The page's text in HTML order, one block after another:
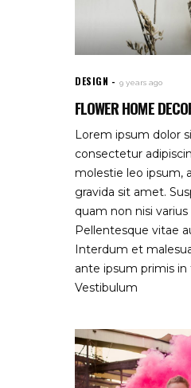
DESIGN 9 years ago
FLOWER HOME
Lorem ipsum dolor
consectetur
molestie leo ipsum,
gravida sit amet.
quam non nisi varius
Pellentesque vitae
Interdum et
ante ipsum primis in
Vestibulum